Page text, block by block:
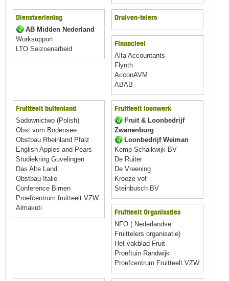
Dienstverlening
AB Midden Nederland
Worksupport
LTO Seizoenarbeid
Druiven-telers
Financieel
Alfa Accountants
Flynth
AcconAVM
ABAB
Fruitteelt buitenland
Sadownictwo (Polish)
Obst vom Bodensee
Obstbau Rheinland Pfalz
English Apples and Pears
Studiekring Guvelingen
Das Alte Land
Obstbau Italie
Conference Birnen
Proefcentrum fruitteelt VZW
Almakuti
Fruitteelt loonwerk
Fruit & Loonbedrijf
Zwanenburg
Loonbedrijf Weiman
Kemp Schalkwijk BV
De Ruiter
De Vreening
Kroeze vof
Steinbusch BV
Fruitteelt Organisaties
NFO ( Nederlandse
Fruittelers organisatie)
Het vakblad Fruit
Proeftuin Randwijk
Proefcentrum Fruitteelt VZW